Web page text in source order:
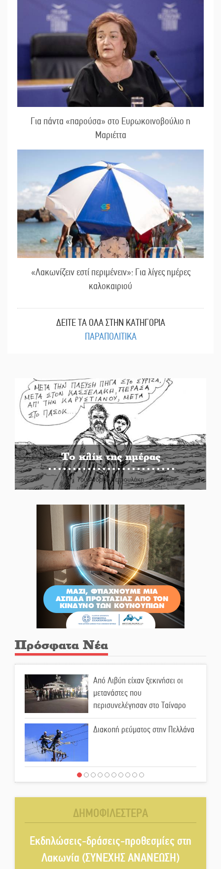
Για πάντα «παρούσα» στο Ευρωκοινοβούλιο η
Μαριέττα
«Λακωνίζειν εστί περιμένειν»: Για λίγες ημέρες
καλοκαιριού
ΔΕΙΤΕ ΤΑ ΟΛΑ ΣΤΗΝ ΚΑΤΗΓΟΡΙΑ
ΠΑΡΑΠΟΛΙΤΙΚΑ
Το κλίκ της ημέρας
Του Ανδρέα Πετρουλάκη
Πρόσφατα Νέα
Από Λιβύη είχαν ξεκινήσει οι
μετανάστες που
περισυνελέγησαν στο Ταίναρο
Διακοπή ρεύματος στην Πελλάνα
Λακε-Δαιμονικά: Το κυπαρίσσι
Βλαχιώτη στη Γ’ Εθνική
ΔΗΜΟΦΙΛΕΣΤΕΡΑ
Εκδηλώσεις-δράσεις-προθεσμίες στη
Λακωνία (ΣΥΝΕΧΗΣ ΑΝΑΝΕΩΣΗ)